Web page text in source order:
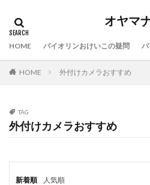
オヤマ
HOME バイオリンおけいこの疑問
HOME 外付けカメラおすすめ
TAG
外付けカメラおすすめ
新着順 人気順